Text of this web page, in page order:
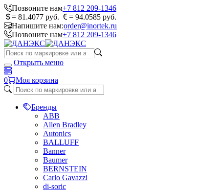
Позвоните нам+7 812 209-1346
= 81.4077 руб.
= 94.0585 руб.
Напишите нам:order@inortek.ru
Позвоните нам+7 812 209-1346
Открыть меню
0 Моя корзина
Бренды
ABB
Allen Bradley
Autonics
BALLUFF
Banner
Baumer
BERNSTEIN
Carlo Gavazzi
di-soric